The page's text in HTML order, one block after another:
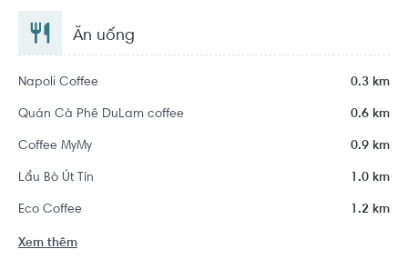
Ăn uống
Napoli Coffee 0.3 km
Quán Cà Phê DuLam coffee 0.6 km
Coffee MyMy 0.9 km
Lẩu Bò Út Tín 1.0 km
Eco Coffee 1.2 km
Xem thêm